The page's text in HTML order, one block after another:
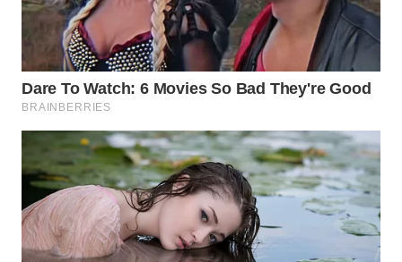
WN
KARAWANG
WN
BEKASI
WN
BOGOR
WN